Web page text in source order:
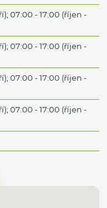
07:00 - 17:00 (říjen -
07:00 - 17:00 (říjen -
07:00 - 17:00 (říjen -
07:00 - 17:00 (říjen -